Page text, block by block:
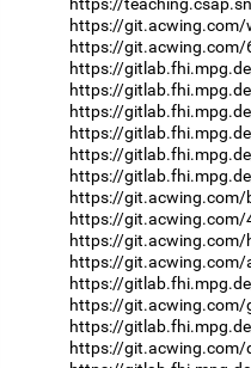
https://
https://
https://
https://
https://
https://
https://
https://
https://
https://
https://
https://
https://
https://
https://
https://